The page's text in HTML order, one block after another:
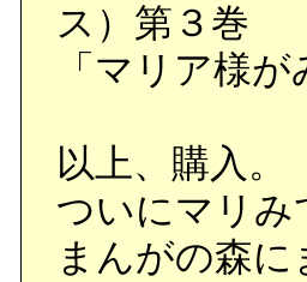
ス）第３巻
「マリア様
以上、購入。
ついにマリみ
まんがの森